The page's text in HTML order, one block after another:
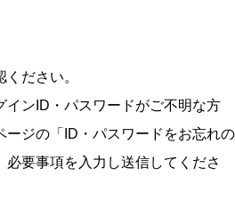
ください。
インID・パスワードがご不明な方
ージの「ID・パスワードをお忘れの
要事項を入力し送信してくださ